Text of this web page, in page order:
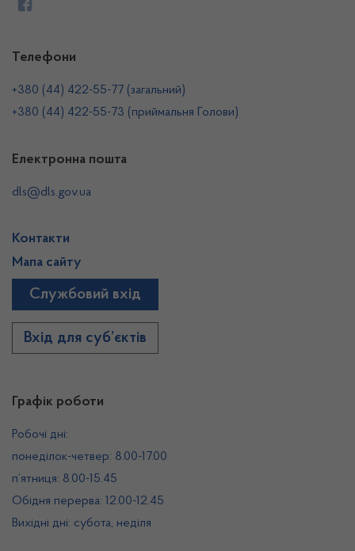
Графік роботи
Робочі дні:
понеділок-четвер: 8.00-17.00
п’ятниця: 8.00-15.45
Обідня перерва: 12.00-12.45
Вихідні дні: субота, неділя
Телефони
+380 (44) 422-55-77 (загальний)
+380 (44) 422-55-73 (приймальня Голови)
Електронна пошта
dls@dls.gov.ua
Контакти
Мапа сайту
Службовий вхід
Вхід для суб’єктів